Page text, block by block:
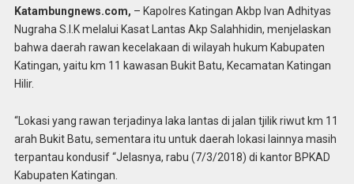
Katambungnews.com, – Kapolres Katingan Akbp Ivan Adhityas
Nugraha S.I.K melalui Kasat Lantas Akp Salahhidin, menjelaskan
bahwa daerah rawan kecelakaan di wilayah hukum Kabupaten
Katingan, yaitu km 11 kawasan Bukit Batu, Kecamatan Katingan
Hilir.
“Lokasi yang rawan terjadinya laka lantas di jalan tjilik riwut km 11
arah Bukit Batu, sementara itu untuk daerah lokasi lainnya masih
terpantau kondusif “Jelasnya, rabu (7/3/2018) di kantor BPKAD
Kabupaten Katingan.